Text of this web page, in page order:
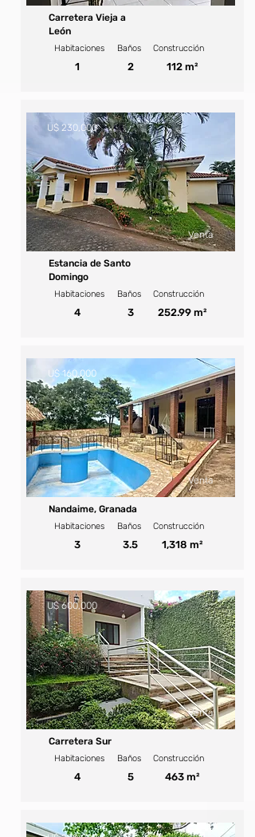
Carretera Vieja a
León
Habitaciones Baños Construcción
1 2 112 m²
Venta
U$ 230,000
Estancia de Santo
Domingo
Habitaciones Baños Construcción
4 3 252.99 m²
Venta
U$ 160,000
Nandaime, Granada
Habitaciones Baños Construcción
3 3.5 1,318 m²
Venta
U$ 600,000
Carretera Sur
Habitaciones Baños Construcción
4 5 463 m²